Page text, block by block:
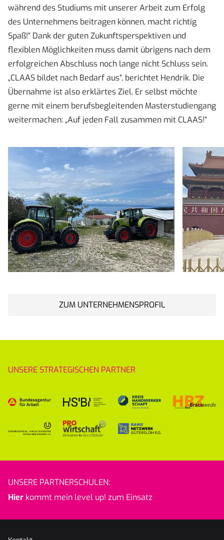
während des Studiums mit unserer Arbeit zum Erfolg
des Unternehmens beitragen können, macht richtig
Spaß!“ Dank der guten Zukunftsperspektiven und
flexiblen Möglichkeiten muss damit übrigens nach dem
erfolgreichen Abschluss noch lange nicht Schluss sein.
„CLAAS bildet nach Bedarf aus“, berichtet Hendrik. Die
Übernahme ist also erklärtes Ziel. Er selbst möchte
gerne mit einem berufsbegleitenden Masterstudiengang
weitermachen: „Auf jeden Fall zusammen mit CLAAS!“
ZUM UNTERNEHMENSPROFIL
UNSERE STRATEGISCHEN PARTNER
UNSERE PARTNERSCHULEN:
Hier kommt mein level up! zum Einsatz